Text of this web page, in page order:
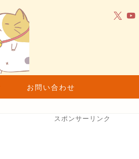
お問い合わせ
スポンサーリンク